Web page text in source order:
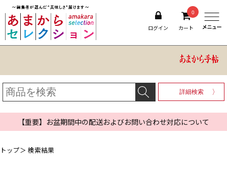
ログイン
0
カート
詳細検索
【重要】お盆期間中の配送およびお問い合わせ対応について
トップ＞ 検索結果